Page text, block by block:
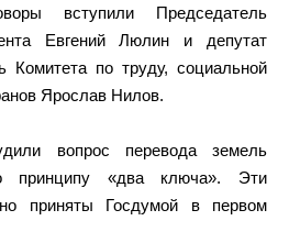
вступили Председатель
Евгений Люлин и депутат
Комитета по труду, социальной
Ярослав Нилов.
вопрос перевода земель
принципу «два ключа». Эти
приняты Госдумой в первом